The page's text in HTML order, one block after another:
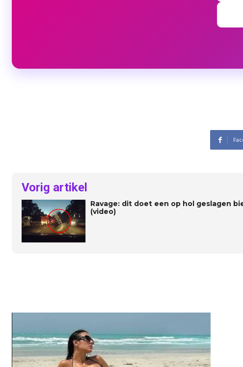
Vorig artikel
Ravage: dit doet een op hol geslagen
(video)